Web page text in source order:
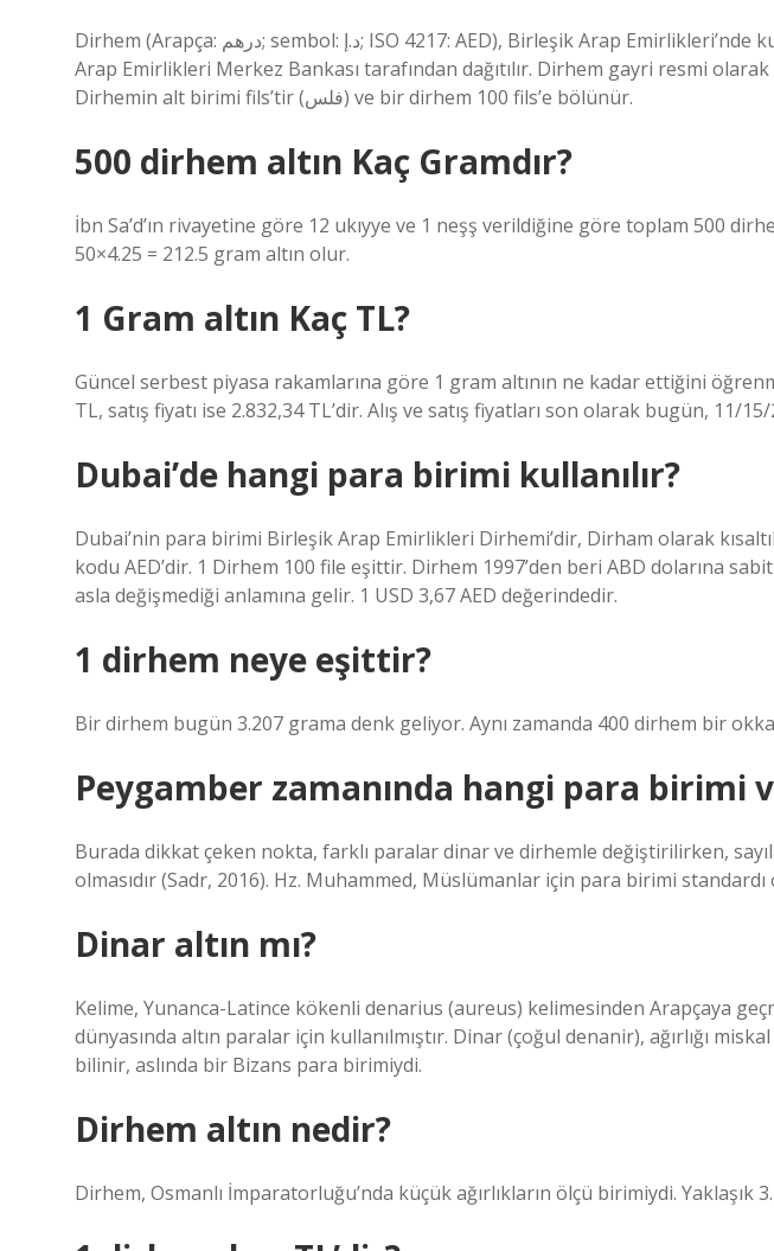
Dirhem (Arapça: درهم‎; sembol: د.إ; ISO 4217: AED), Birleşik Arap Emirlikleri’nde kullanılan para birimidir. Birleşik
Arap Emirlikleri Merkez Bankası tarafından dağıtılır. Dirhem gayri resmi olarak
Dirhemin alt birimi fils’tir (فلس) ve bir dirhem 100 fils’e bölünür.
500 dirhem altın Kaç Gramdır?
İbn Sa’d’ın rivayetine göre 12 ukıyye ve 1 neşş verildiğine göre toplam 500
50×4.25 = 212.5 gram altın olur.
1 Gram altın Kaç TL?
Güncel serbest piyasa rakamlarına göre 1 gram altının ne kadar ettiğini
TL, satış fiyatı ise 2.832,34 TL’dir. Alış ve satış fiyatları son olarak bugün, 11/
Dubai’de hangi para birimi kullanılır?
Dubai’nin para birimi Birleşik Arap Emirlikleri Dirhemi’dir, Dirham olarak
kodu AED’dir. 1 Dirhem 100 file eşittir. Dirhem 1997’den beri ABD dolarına
asla değişmediği anlamına gelir. 1 USD 3,67 AED değerindedir.
1 dirhem neye eşittir?
Bir dirhem bugün 3.207 grama denk geliyor. Aynı zamanda 400 dirhem bir
Peygamber zamanında hangi para birimi
Burada dikkat çeken nokta, farklı paralar dinar ve dirhemle değiştirilirken,
olmasıdır (Sadr, 2016). Hz. Muhammed, Müslümanlar için para birimi
Dinar altın mı?
Kelime, Yunanca-Latince kökenli denarius (aureus) kelimesinden Arapçaya
dünyasında altın paralar için kullanılmıştır. Dinar (çoğul denanir), ağırlığı
bilinir, aslında bir Bizans para birimiydi.
Dirhem altın nedir?
Dirhem, Osmanlı İmparatorluğu’nda küçük ağırlıkların ölçü birimiydi. Yaklaşık 3.